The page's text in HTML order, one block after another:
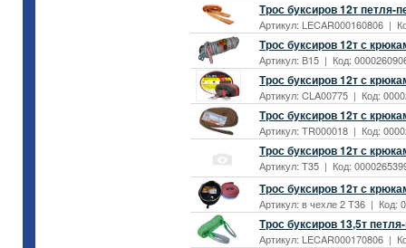
Трос буксиров 12т
Артикул: LECAR000160806 |
Трос буксиров 12т с
Артикул: В15 | Код:
Трос буксиров 12т с
Артикул: CLA00775 | Код:
Трос буксиров 12т с
Артикул: TR000018 | Код:
Трос буксиров 12т с
Артикул: T35 | Код:
Трос буксиров 12т с
Артикул: в чехле 2 Т36 | Код:
Трос буксиров 13,5т
Артикул: LECAR000170806 |